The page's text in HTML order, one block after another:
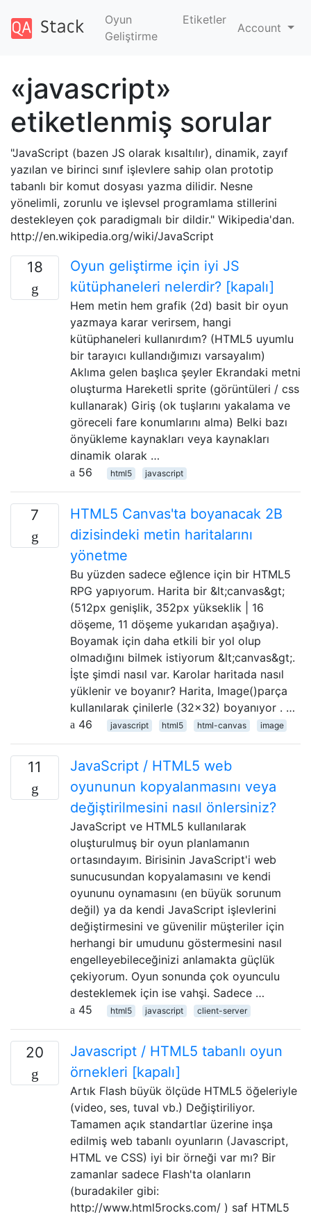
Oyun
Geliştirme
Etiketler
Account
«javascript»
etiketlenmiş sorular
"JavaScript (bazen JS olarak kısaltılır), dinamik, zayıf
yazılan ve birinci sınıf işlevlere sahip olan prototip
tabanlı bir komut dosyası yazma dilidir. Nesne
yönelimli, zorunlu ve işlevsel programlama stillerini
destekleyen çok paradigmalı bir dildir." Wikipedia'dan.
http://en.wikipedia.org/wiki/JavaScript
18
Oyun geliştirme için iyi JS
kütüphaneleri nelerdir? [kapalı]
Hem metin hem grafik (2d) basit bir oyun
yazmaya karar verirsem, hangi
kütüphaneleri kullanırdım? (HTML5 uyumlu
bir tarayıcı kullandığımızı varsayalım)
Aklıma gelen başlıca şeyler Ekrandaki metni
oluşturma Hareketli sprite (görüntüleri / css
kullanarak) Giriş (ok tuşlarını yakalama ve
göreceli fare konumlarını alma) Belki bazı
önyükleme kaynakları veya kaynakları
dinamik olarak …
56
html5 javascript
7
HTML5 Canvas'ta boyanacak 2B
dizisindeki metin haritalarını
yönetme
Bu yüzden sadece eğlence için bir HTML5
RPG yapıyorum. Harita bir &lt;canvas&gt;
(512px genişlik, 352px yükseklik | 16
döşeme, 11 döşeme yukarıdan aşağıya).
Boyamak için daha etkili bir yol olup
olmadığını bilmek istiyorum &lt;canvas&gt;.
İşte şimdi nasıl var. Karolar haritada nasıl
yüklenir ve boyanır? Harita, Image()parça
kullanılarak çinilerle (32x32) boyanıyor . …
46
javascript html5 html-canvas image
11
JavaScript / HTML5 web
oyununun kopyalanmasını veya
değiştirilmesini nasıl önlersiniz?
JavaScript ve HTML5 kullanılarak
oluşturulmuş bir oyun planlamanın
ortasındayım. Birisinin JavaScript'i web
sunucusundan kopyalamasını ve kendi
oyununu oynamasını (en büyük sorunum
değil) ya da kendi JavaScript işlevlerini
değiştirmesini ve güvenilir müşteriler için
herhangi bir umudunu göstermesini nasıl
engelleyebileceğinizi anlamakta güçlük
çekiyorum. Oyun sonunda çok oyunculu
desteklemek için ise vahşi. Sadece …
45
html5 javascript client-server
20
Javascript / HTML5 tabanlı oyun
örnekleri [kapalı]
Artık Flash büyük ölçüde HTML5 öğeleriyle
(video, ses, tuval vb.) Değiştiriliyor.
Tamamen açık standartlar üzerine inşa
edilmiş web tabanlı oyunların (Javascript,
HTML ve CSS) iyi bir örneği var mı? Bir
zamanlar sadece Flash'ta olanların
(buradakiler gibi:
http://www.html5rocks.com/ ) saf HTML5